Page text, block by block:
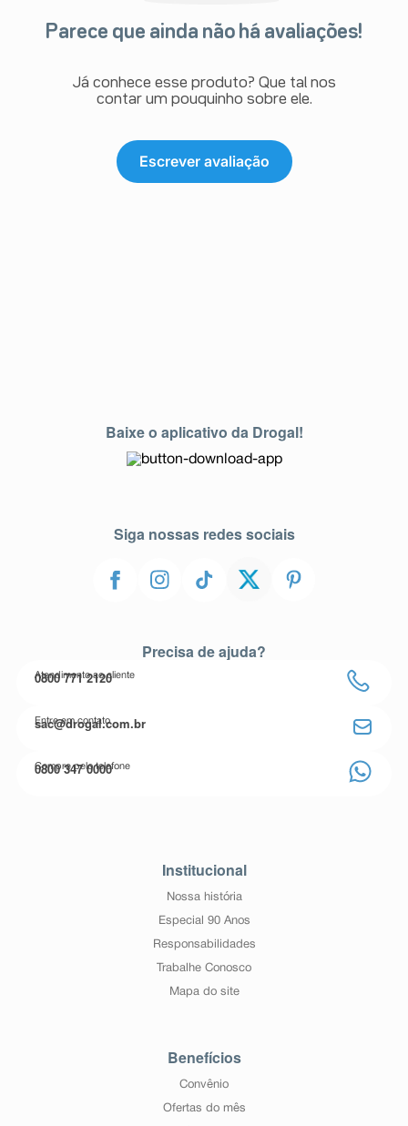
Parece que ainda não há avaliações!
Já conhece esse produto? Que tal nos
contar um pouquinho sobre ele.
Escrever avaliação
Baixe o aplicativo da Drogal!
Siga nossas redes sociais
Precisa de ajuda?
Atendimento ao cliente
0800 771 2120
Entre em contato
sac@drogal.com.br
Compre pelo telefone
0800 347 0000
Institucional
Nossa história
Especial 90 Anos
Responsabilidades
Trabalhe Conosco
Mapa do site
Benefícios
Convênio
Ofertas do mês